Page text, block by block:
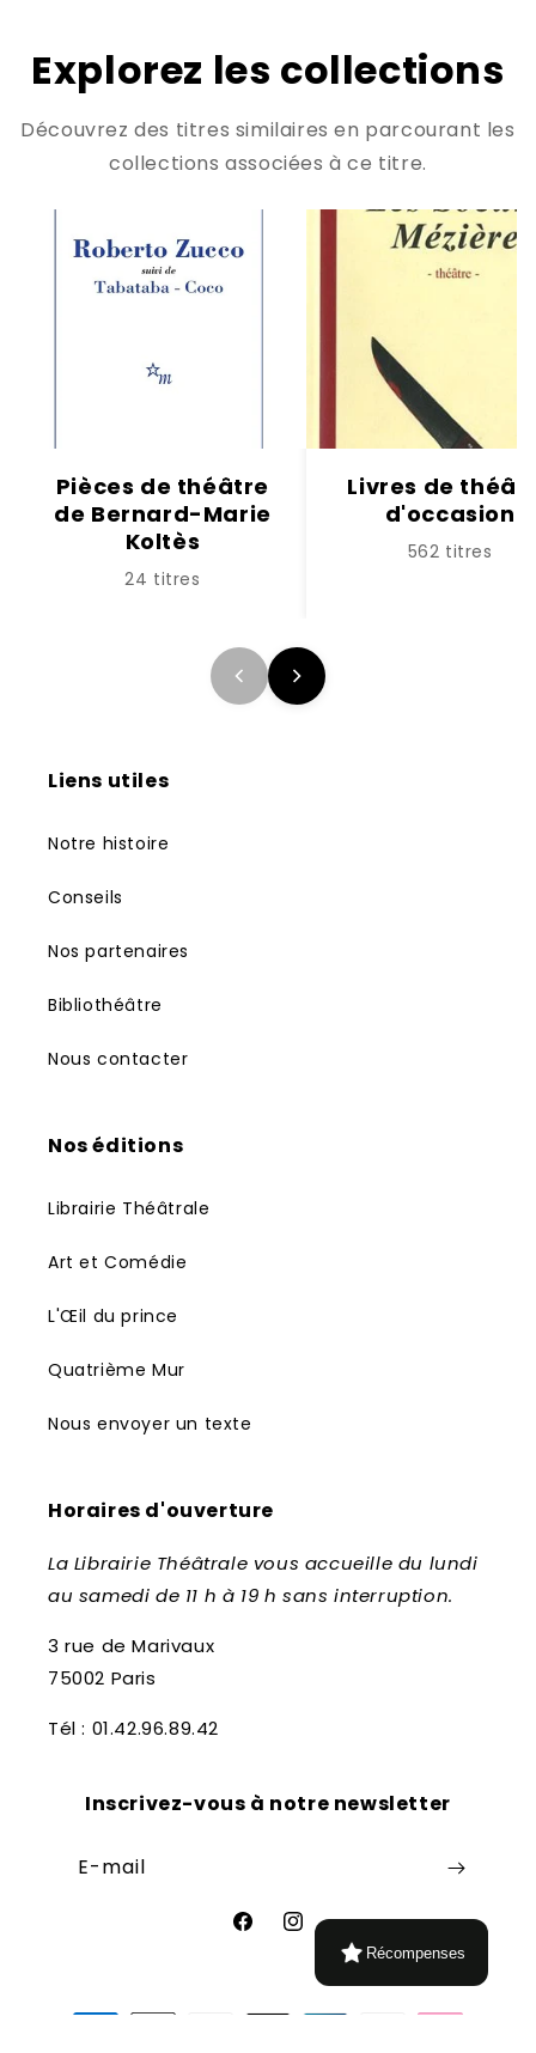
Explorez les collections
Découvrez des titres similaires en parcourant les
collections associées à ce titre.
Pièces de théâtre
de Bernard-Marie
Koltès
24 titres
Livres de
d'occasion
562 titres
Liens utiles
Notre histoire
Conseils
Nos partenaires
Bibliothéâtre
Nous contacter
Nos éditions
Librairie Théâtrale
Art et Comédie
L'Œil du prince
Quatrième Mur
Nous envoyer un texte
Horaires d'ouverture
La Librairie Théâtrale vous accueille du lundi
au samedi de 11 h à 19 h sans interruption.
3 rue de Marivaux
75002 Paris
Tél : 01.42.96.89.42
Inscrivez-vous à notre newsletter
E-mail
FacebookInstagram
Moyens
Récompenses